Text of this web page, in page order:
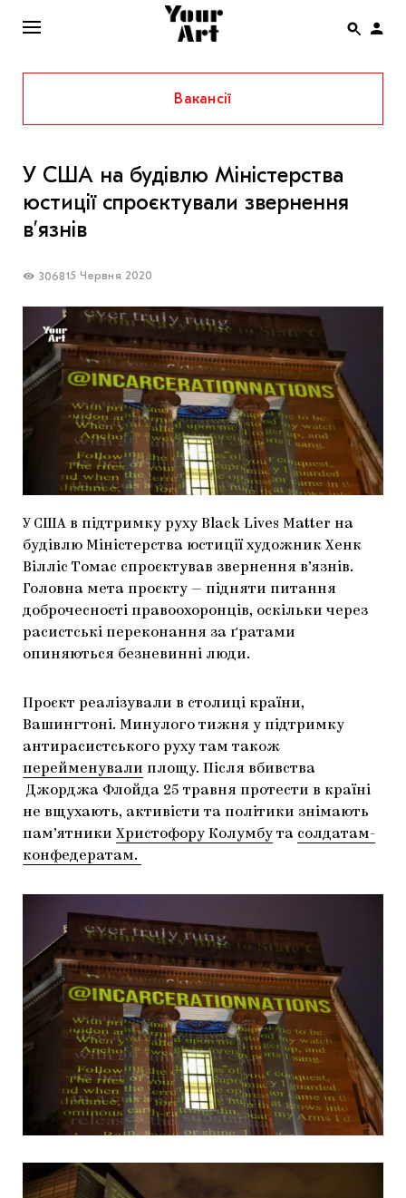
ENG
НОВИНИ
ІНТЕРВ’Ю
СПЕЦПРОЄКТИ
THE UKRAINIAN PAVILION AT VENICE BIENNALE
2022
МАРІУПОЛЬСЬКІ МАРГІНАЛІЇ
ДОСЛІДНИЦЬКА ПЛАТФОРМА
ЗАПАЛЕННЯ
CARPATHIAN CULT ПРО РІЗДВЯНІ СВЯТА
Вакансії
У США на будівлю Міністерства
юстиції спроєктували звернення
в’язнів
306815 Червня 2020
У США в підтримку руху Black Lives Matter на
будівлю Міністерства юстиції художник Хенк
Вілліс Томас спроєктував звернення в’язнів.
Головна мета проєкту — підняти питання
доброчесності правоохоронців, оскільки через
расистські переконання за ґратами
опиняються безневинні люди.
Проєкт реалізували в столиці країни,
Вашингтоні. Минулого тижня у підтримку
антирасистського руху там також
перейменували площу. Після вбивства
Джорджа Флойда 25 травня протести в країні
не вщухають, активісти та політики знімають
пам’ятники Христофору Колумбу та солдатам-
конфедератам.